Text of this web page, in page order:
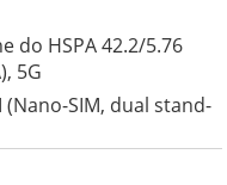
do HSPA 42.2/5.76
5G
(Nano-SIM, dual stand-